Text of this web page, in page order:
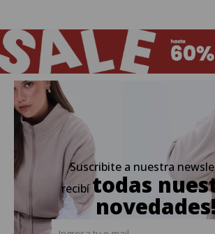
Suscribite a nuestra
recibí todas